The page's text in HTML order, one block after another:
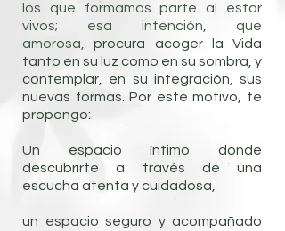
los que formamos parte al estar
vivos; esa intención, que
amorosa,procura acoger la Vida
tanto en su luz como en su sombra, y
contemplar, en su integración, sus
nuevas formas. Por este motivo, te
propongo:
Un espacio íntimo donde
descubrirte a través de una
escucha atenta y cuidadosa,
un espacio seguro y acompañado